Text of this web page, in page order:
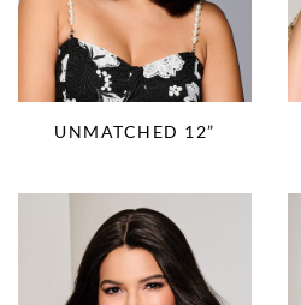
UNMATCHED 12”